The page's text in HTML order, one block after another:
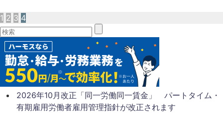
1 2 3 4
2026年10月改正「同一労働同一賃金」 パートタイム・
有期雇用労働者雇用管理指針が改正されます